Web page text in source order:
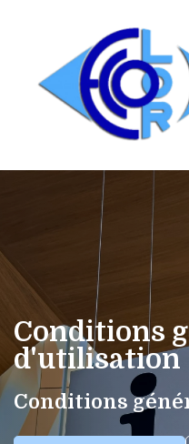
Conditions
d'utilisation
Conditions